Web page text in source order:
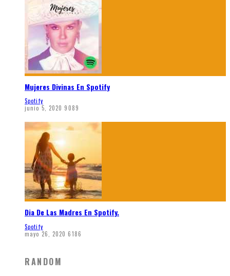
Mujeres Divinas En Spotify
Spotify
junio 5, 2020 9089
Dia De Las Madres En Spotify.
Spotify
mayo 26, 2020 6186
RANDOM